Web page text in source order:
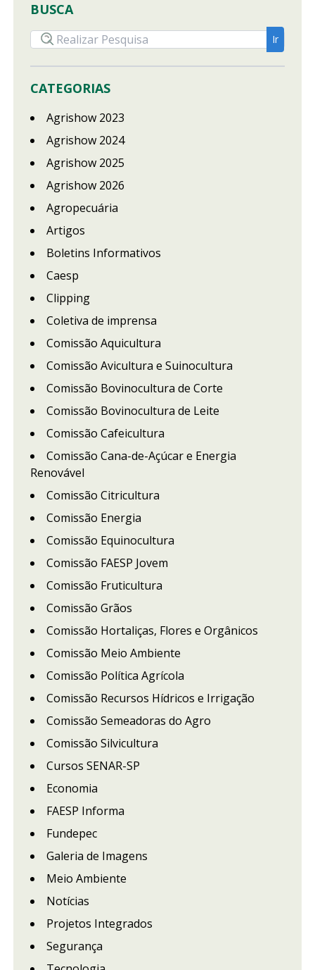
BUSCA
CATEGORIAS
Agrishow 2023
Agrishow 2024
Agrishow 2025
Agrishow 2026
Agropecuária
Artigos
Boletins Informativos
Caesp
Clipping
Coletiva de imprensa
Comissão Aquicultura
Comissão Avicultura e Suinocultura
Comissão Bovinocultura de Corte
Comissão Bovinocultura de Leite
Comissão Cafeicultura
Comissão Cana-de-Açúcar e Energia
Renovável
Comissão Citricultura
Comissão Energia
Comissão Equinocultura
Comissão FAESP Jovem
Comissão Fruticultura
Comissão Grãos
Comissão Hortaliças, Flores e Orgânicos
Comissão Meio Ambiente
Comissão Política Agrícola
Comissão Recursos Hídricos e Irrigação
Comissão Semeadoras do Agro
Comissão Silvicultura
Cursos SENAR-SP
Economia
FAESP Informa
Fundepec
Galeria de Imagens
Meio Ambiente
Notícias
Projetos Integrados
Segurança